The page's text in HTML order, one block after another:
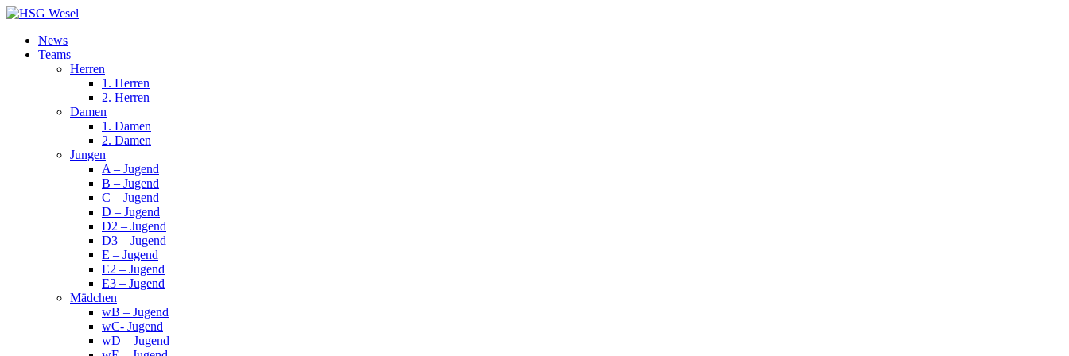
News
Teams
Herren
1. Herren
2. Herren
Damen
1. Damen
2. Damen
Jungen
A – Jugend
B – Jugend
C – Jugend
D – Jugend
D2 – Jugend
D3 – Jugend
E – Jugend
E2 – Jugend
E3 – Jugend
Mädchen
wB – Jugend
wC- Jugend
wD – Jugend